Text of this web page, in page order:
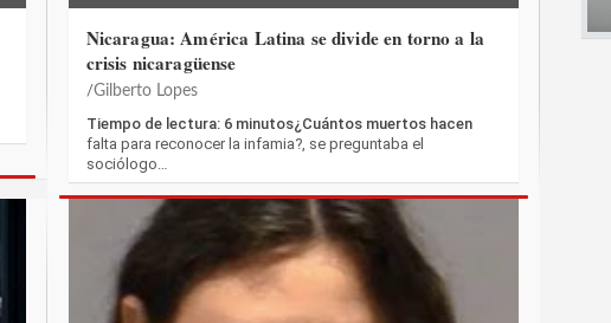
Nicaragua: América Latina se divide en torno a la
crisis nicaragüense
Gilberto Lopes
Tiempo de lectura: 6 minutos¿Cuántos muertos hacen
falta para reconocer la infamia?, se preguntaba el
sociólogo…